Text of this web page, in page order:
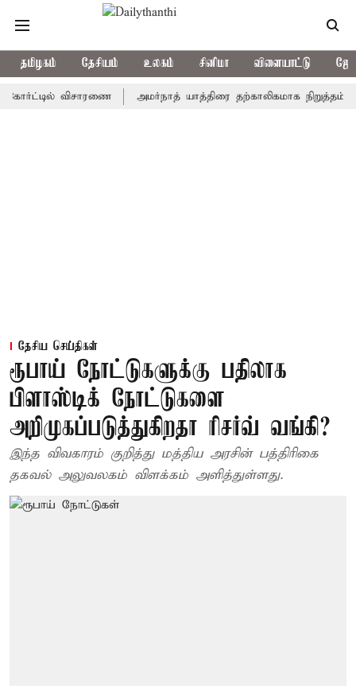
தமிழகம் தேசியம் உலகம் சினிமா விளையாட்டு
விசாரணை அமர்நாத் யாத்திரை தற்காலிகமாக நிறுத்தம்
தேசிய செய்திகள்
ரூபாய் நோட்டுகளுக்கு பதிலாக
பிளாஸ்டிக் நோட்டுகளை
அறிமுகப்படுத்துகிறதா ரிசர்வ் வங்கி?
இந்த விவகாரம் குறித்து மத்திய அரசின் பத்திரிகை
தகவல் அலுவலகம் விளக்கம் அளித்துள்ளது.